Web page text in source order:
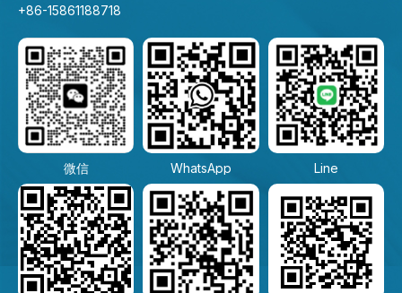
+86-15861188718
微信 WhatsApp Line